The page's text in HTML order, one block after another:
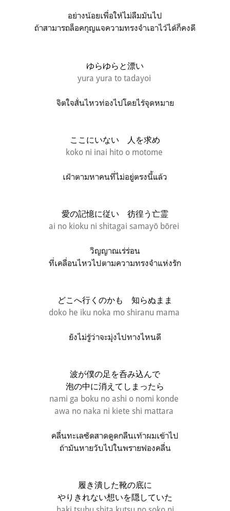
อย่างน้อยเพื่อให้ไม่ลืมมันไป
ถ้าสามารถล็อคกุญแจความทรงจำเอาไว้ได้ก็คงดี
ゆらゆらと漂い
yura yura to tadayoi
จิตใจสั่นไหวท่องไปโดยไร้จุดหมาย
ここにいない 人を求め
koko ni inai hito o motome
เฝ้าตามหาคนที่ไม่อยู่ตรงนี้แล้ว
愛の記憶に従い 彷徨う亡霊
ai no kioku ni shitagai samayō bōrei
วิญญาณเร่ร่อน
ที่เคลื่อนไหวไปตามความทรงจำแห่งรัก
どこへ行くのかも 知らぬまま
doko he iku noka mo shiranu mama
ยังไม่รู้ว่าจะมุ่งไปทางไหนดี
波が僕の足を呑み込んで
泡の中に消えてしまったら
nami ga boku no ashi o nomi konde
awa no naka ni kiete shi mattara
คลื่นทะเลซัดสาดดูดกลืนเท้าผมเข้าไป
ถ้ามันหายวับไปในพรายฟองคลื่น
履き潰した靴の底に
やりきれない想いを隠していた